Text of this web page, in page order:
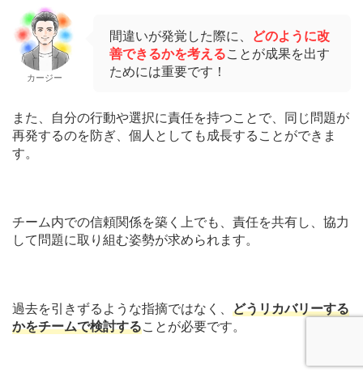
カージー
間違いが発覚した際に、 どのように改
善できるかを考えることが成果を出す
ためには重要です！
また、自分の行動や選択に責任を持つことで、同じ問題が
再発するのを防ぎ、個人としても成長することができま
す。
チーム内での信頼関係を築く上でも、責任を共有し、協力
して問題に取り組む姿勢が求められます。
過去を引きずるような指摘ではなく、 どうリカバリーする
かをチームで検討することが必要です。